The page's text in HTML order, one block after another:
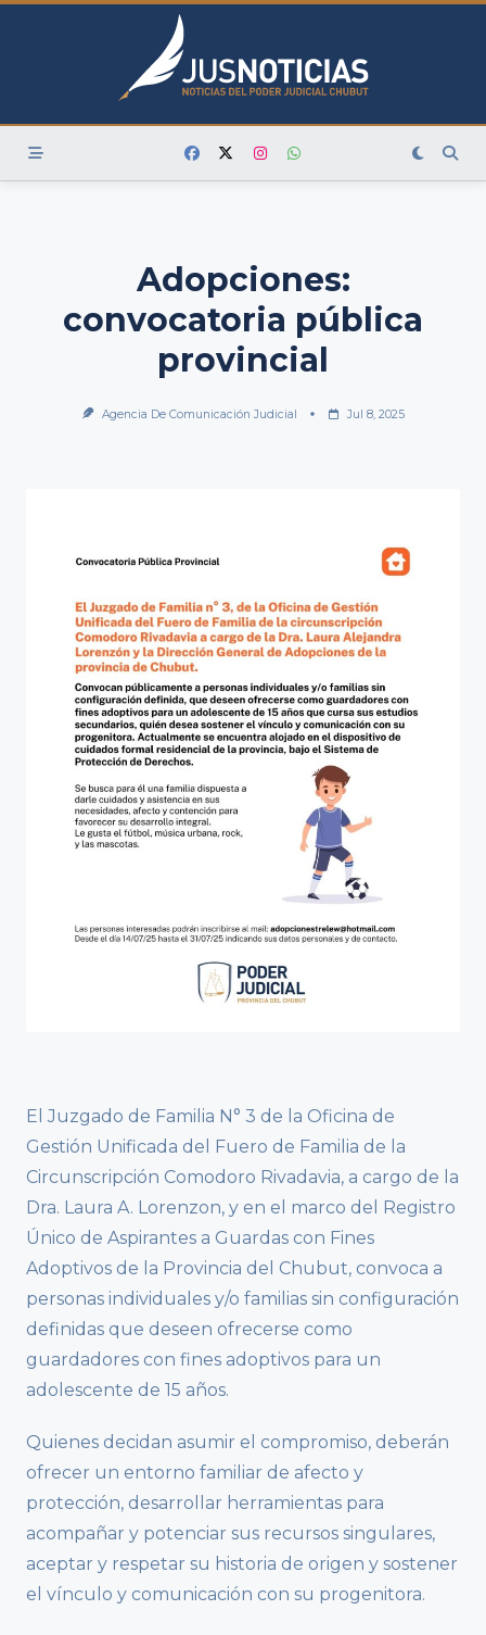
Skip
Adopciones:
convocatoria pública
provincial
Agencia De Comunicación Judicial Jul 8, 2025
El Juzgado de Familia N° 3 de la Oficina de
Gestión Unificada del Fuero de Familia de la
Circunscripción Comodoro Rivadavia, a cargo de la
Dra. Laura A. Lorenzon, y en el marco del Registro
Único de Aspirantes a Guardas con Fines
Adoptivos de la Provincia del Chubut, convoca a
personas individuales y/o familias sin configuración
definidas que deseen ofrecerse como
guardadores con fines adoptivos para un
adolescente de 15 años.
Quienes decidan asumir el compromiso, deberán
ofrecer un entorno familiar de afecto y
protección, desarrollar herramientas para
acompañar y potenciar sus recursos singulares,
aceptar y respetar su historia de origen y sostener
el vínculo y comunicación con su progenitora.